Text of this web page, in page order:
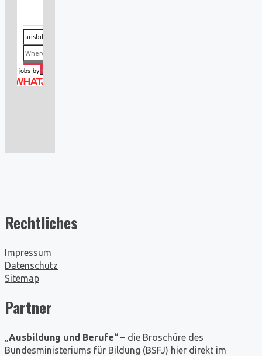
jobs by
Rechtliches
Impressum
Datenschutz
Sitemap
Partner
„Ausbildung und Berufe“ – die Broschüre des
Bundesministeriums für Bildung (BSFJ) hier direkt im